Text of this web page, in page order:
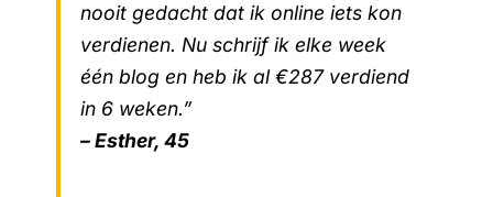
nooit gedacht dat ik online iets kon
verdienen. Nu schrijf ik elke week
één blog en heb ik al €287 verdiend
in 6 weken.”
– Esther, 45